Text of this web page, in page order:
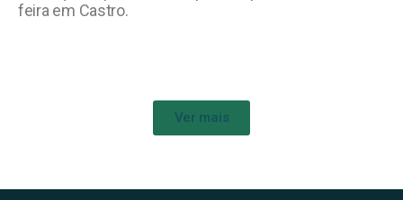
feira em Castro.
Ver mais